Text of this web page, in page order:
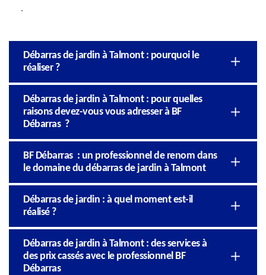
.
Débarras de jardin à Talmont : pourquoi le
réaliser ?
Débarras de jardin à Talmont : pour quelles
raisons devez-vous vous adresser à BF
Débarras ?
BF Débarras : un professionnel de renom dans
le domaine du débarras de jardin à Talmont
Débarras de jardin : à quel moment est-il
réalisé ?
Débarras de jardin à Talmont : des services à
des prix cassés avec le professionnel BF
Débarras